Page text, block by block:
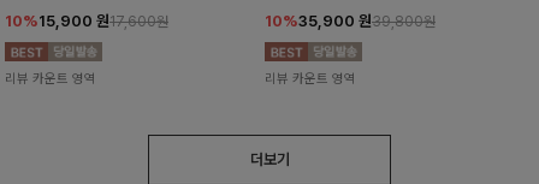
10%15,900 원17,600원
리뷰 카운트 영역
10%35,900 원39,800원
리뷰 카운트 영역
더보기